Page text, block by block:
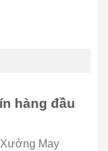
hàng đầu
May